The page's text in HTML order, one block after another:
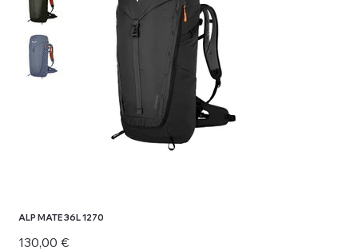
ALP MATE 36L 1270
Prezzo
130,00 €